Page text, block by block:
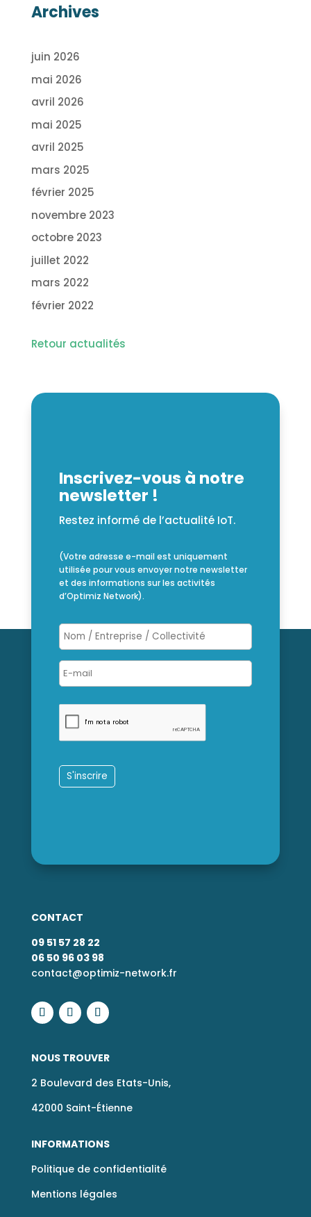
Archives
juin 2026
mai 2026
avril 2026
mai 2025
avril 2025
mars 2025
février 2025
novembre 2023
octobre 2023
juillet 2022
mars 2022
février 2022
Retour actualités
Inscrivez-vous à notre
newsletter !
Restez informé de l’actualité IoT.
(Votre adresse e-mail est uniquement
utilisée pour vous envoyer notre newsletter
et des informations sur les activités
d’Optimiz Network).
CONTACT
09 51 57 28 22
06 50 96 03 98
contact@optimiz-network.fr
NOUS TROUVER
2 Boulevard des Etats-Unis,
42000 Saint-Étienne
INFORMATIONS
Politique de confidentialité
Mentions légales